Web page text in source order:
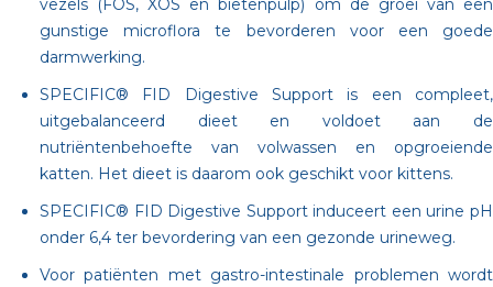
vezels (FOS, XOS en bietenpulp) om de groei van een
gunstige microflora te bevorderen voor een goede
darmwerking.
SPECIFIC® FID Digestive Support is een compleet,
uitgebalanceerd dieet en voldoet aan de
nutriëntenbehoefte van volwassen en opgroeiende
katten. Het dieet is daarom ook geschikt voor kittens.
SPECIFIC® FID Digestive Support induceert een urine pH
onder 6,4 ter bevordering van een gezonde urineweg.
Voor patiënten met gastro-intestinale problemen wordt